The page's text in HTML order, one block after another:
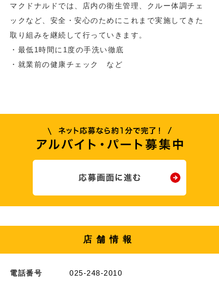
マクドナルドでは、店内の衛生管理、クルー体調チェ
ックなど、安全・安心のためにこれまで実施してきた
取り組みを継続して行っていきます。
・最低1時間に1度の手洗い徹底
・就業前の健康チェック など
店舗情報
電話番号 025-248-2010